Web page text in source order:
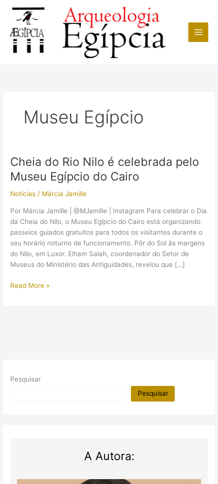
conteúdo
Museu Egípcio
Cheia do Rio Nilo é celebrada pelo
Museu Egípcio do Cairo
Notícias / Márcia Jamille
Por Márcia Jamille | @MJamille | Instagram Para celebrar o Dia
da Cheia do Nilo, o Museu Egípcio do Cairo está organizando
passeios guiados gratuitos para todos os visitantes durante o
seu horário noturno de funcionamento. Pôr do Sol às margens
do Nilo, em Luxor. Elham Salah, coordenador do Setor de
Museus do Ministério das Antiguidades, revelou que […]
Cheia
do
Read More »
Pesquisar
Pesquisar
A Autora: